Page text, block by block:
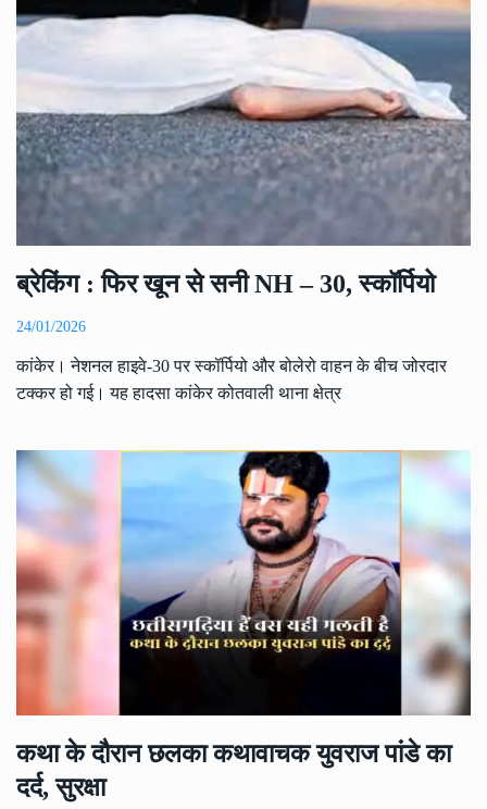
ब्रेकिंग : फिर खून से सनी NH – 30, स्कॉर्पियो
24/01/2026
कांकेर। नेशनल हाइवे-30 पर स्कॉर्पियो और बोलेरो वाहन के बीच जोरदार
टक्कर हो गई। यह हादसा कांकेर कोतवाली थाना क्षेत्र
कथा के दौरान छलका कथावाचक युवराज पांडे का
दर्द, सुरक्षा